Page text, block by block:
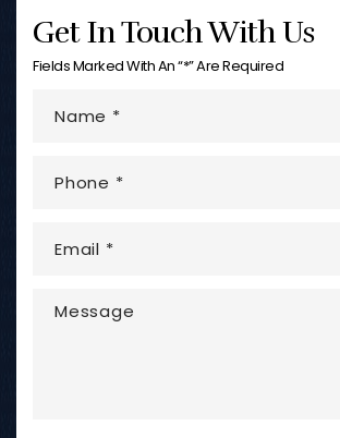
Get In Touch With Us
Fields Marked With An “*” Are Required